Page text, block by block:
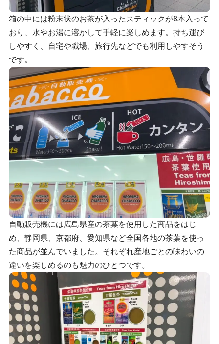
箱の中には粉末状のお茶が入ったスティックが8本入って
おり、水やお湯に溶かして手軽に楽しめます。持ち運び
しやすく、自宅や職場、旅行先などでも利用しやすそう
です。
自動販売機には広島県産の茶葉を使用した商品をはじ
め、静岡県、京都府、愛知県など全国各地の茶葉を使っ
た商品が並んでいました。それぞれ産地ごとの味わいの
違いを楽しめるのも魅力のひとつです。